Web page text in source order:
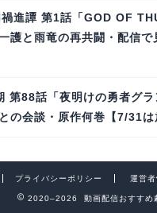
進譚 第1話「GOD OF
護と雨竜の再共闘・配信
第88話「夜明けの勇者グラ
の会談・原作何巻【7/31は
プライバシーポリシー 運営者
2020–2026 動画配信おすすめ